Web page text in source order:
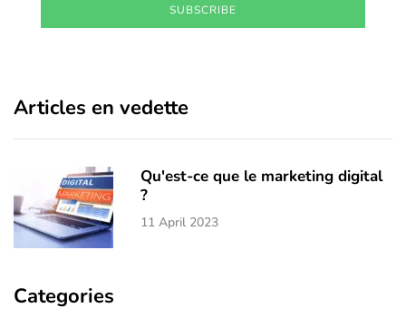
SUBSCRIBE
Articles en vedette
Qu'est-ce que le marketing digital
?
11 April 2023
Categories